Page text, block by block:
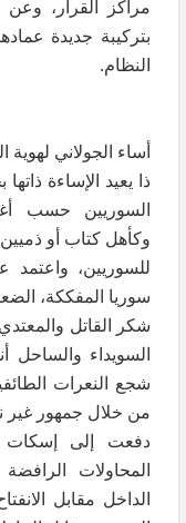
مراكز القرار،
بتركيبة جديدة
النظام.
أساء الجولاني لهوية
ذا يعيد الإساءة
السوريين حسب
وكأهل كتاب أو
للسوريين، واعتمد
سوريا المفككة،
شكر القاتل
السويداء والساحل
شجع النعرات
من خلال جمهور غير
دفعت إلى إسكات
المحاولات
الداخل مقابل